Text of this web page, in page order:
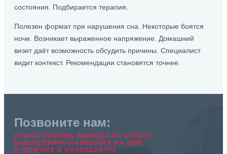
состояния. Подбирается терапия.
Полезен формат при нарушения сна. Некоторые боятся
ночи. Возникает выраженное напряжение. Домашний
визит даёт возможность обсудить причины. Специалист
видит контекст. Рекомендации становятся точнее.
Позвоните нам:
НУЖНА ПОМОЩЬ ВЫВОДА ИЗ ЗАПОЯ?
ВЫЕЗД ВРАЧА-НАРКОЛОГА НА ДОМ
И ЛЕЧЕНИЕ В НАРКОЦЕНТРЕ